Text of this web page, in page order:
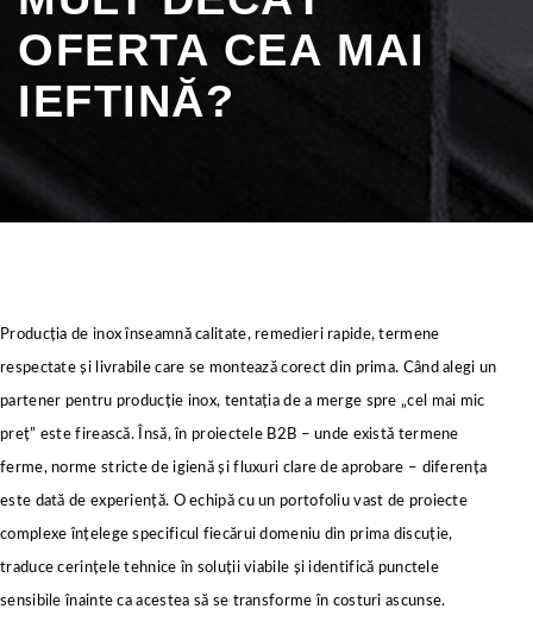
OFERTA CEA MAI
IEFTINĂ?
Producția de inox înseamnă calitate, remedieri rapide, termene
respectate și livrabile care se montează corect din prima. Când alegi un
partener pentru producție inox, tentația de a merge spre „cel mai mic
preț” este firească. Însă, în proiectele B2B – unde există termene
ferme, norme stricte de igienă și fluxuri clare de aprobare – diferența
este dată de experiență. O echipă cu un portofoliu vast de proiecte
complexe înțelege specificul fiecărui domeniu din prima discuție,
traduce cerințele tehnice în soluții viabile și identifică punctele
sensibile înainte ca acestea să se transforme în costuri ascunse.